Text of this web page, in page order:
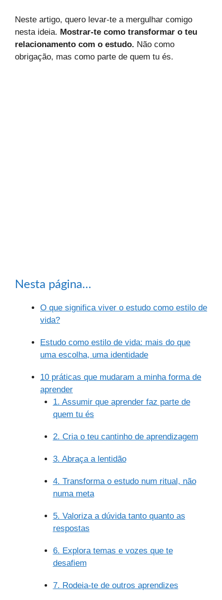
Neste artigo, quero levar-te a mergulhar comigo
nesta ideia. Mostrar-te como transformar o teu
relacionamento com o estudo. Não como
obrigação, mas como parte de quem tu és.
Nesta página…
O que significa viver o estudo como estilo de
vida?
Estudo como estilo de vida: mais do que
uma escolha, uma identidade
10 práticas que mudaram a minha forma de
aprender
1. Assumir que aprender faz parte de
quem tu és
2. Cria o teu cantinho de aprendizagem
3. Abraça a lentidão
4. Transforma o estudo num ritual, não
numa meta
5. Valoriza a dúvida tanto quanto as
respostas
6. Explora temas e vozes que te
desafiem
7. Rodeia-te de outros aprendizes